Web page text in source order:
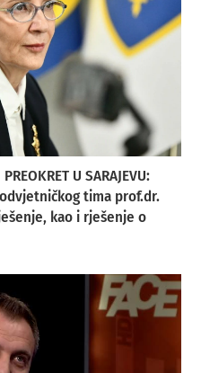
U SARAJEVU:
tima prof.dr.
kao i rješenje o